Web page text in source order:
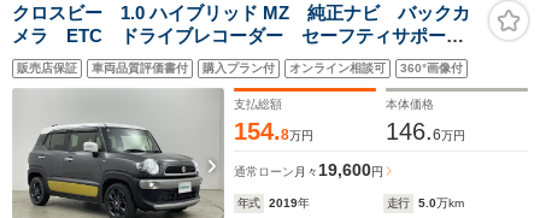
クロスビー 1.0 ハイブリッド MZ 純正ナビ バックカ
メラ ETC ドライブレコーダー セーフティサポー
ト クルーズコントロール シートヒーター パドルシ
フト 純正アルミホイール スマートキー オートライ
販売店保証 車両品質評価書付 購入プラン付 オンライン相談可 360°画像付
支払総額
154.8万円
本体価格
146.6万円
通常ローン 月々 19,600円
年式 2019年 走行 5.0万km